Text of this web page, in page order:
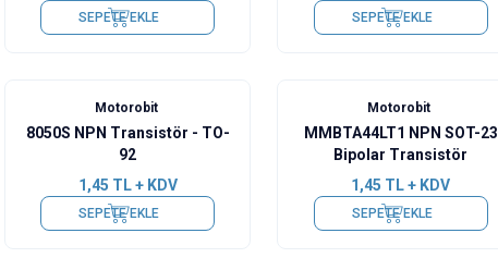
SEPETE EKLE SEPETE EKLE
Motorobit
8050S NPN Transistör - TO-
92
1,45 TL + KDV
SEPETE EKLE
Motorobit
MMBTA44LT1 NPN SOT-23
Bipolar Transistör
1,45 TL + KDV
SEPETE EKLE